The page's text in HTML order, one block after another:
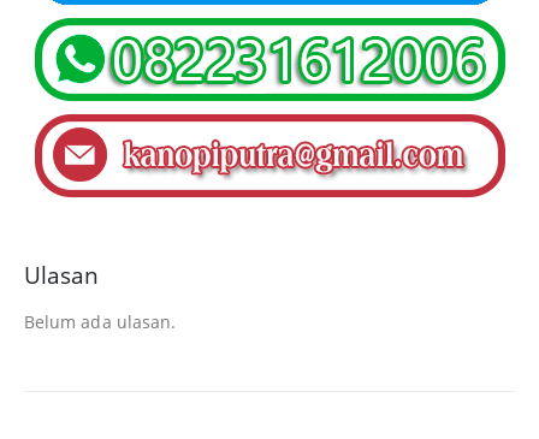
Ulasan
Belum ada ulasan.